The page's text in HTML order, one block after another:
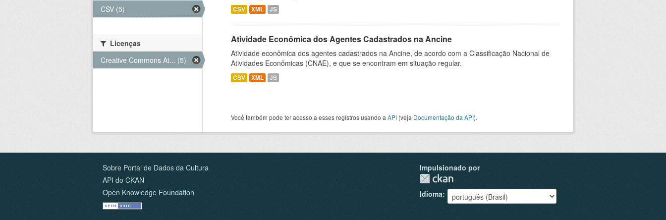
CSV XML JS
Atividade Econômica dos Agentes Cadastrados na Ancine
Atividade econômica dos agentes cadastrados na Ancine, de acordo com a Classificação Nacional de
Atividades Econômicas (CNAE), e que se encontram em situação regular.
CSV XML JS
Você também pode ter acesso a esses registros usando a API (veja Documentação da API).
CSV (5)
Licenças
Creative Commons At... (5)
Sobre Portal de Dados da Cultura
API do CKAN
Open Knowledge Foundation
Impulsionado por
Idioma